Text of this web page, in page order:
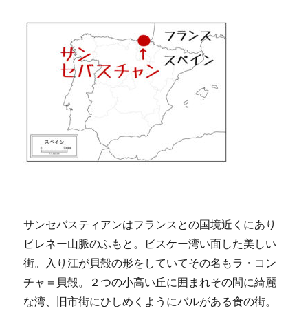
サンセバスティアンはフランスとの国境近くにあり
ピレネー山脈のふもと。ビスケー湾い面した美しい
街。入り江が貝殻の形をしていてその名もラ・コン
チャ＝貝殻。２つの小高い丘に囲まれその間に綺麗
な湾、旧市街にひしめくようにバルがある食の街。